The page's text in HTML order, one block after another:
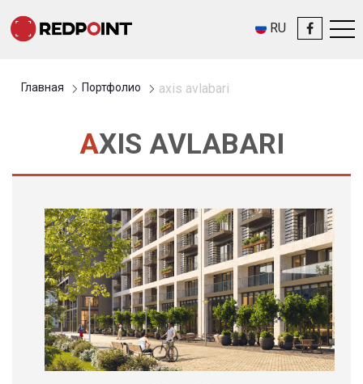
RU
Главная Портфолио axis avlabari
AXIS AVLABARI